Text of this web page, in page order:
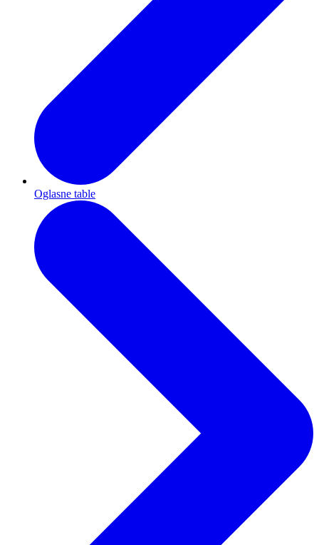
Oglasne table